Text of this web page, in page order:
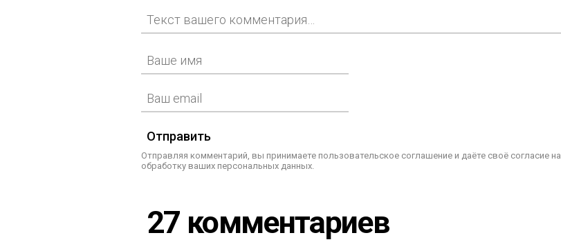
Отправить
Отправляя комментарий, вы принимаете пользовательское соглашение и даёте своё согласие на
обработку ваших персональных данных.
27 комментариев